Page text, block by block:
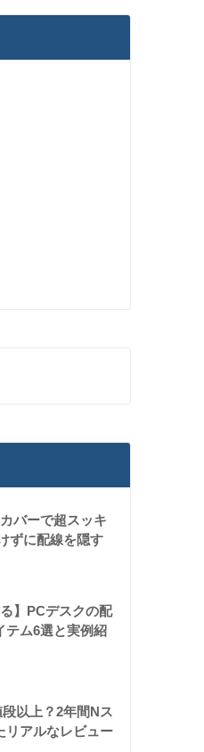
バーで超スッキ
ずに配線を隠す
】PCデスクの配
テム6選と実例紹
以上？2年間Nス
リアルなレビュー